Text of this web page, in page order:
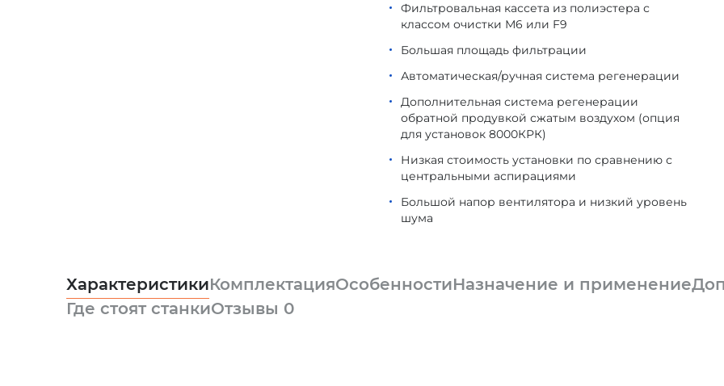
Фильтровальная кассета из полиэстера с
классом очистки М6 или F9
Большая площадь фильтрации
Автоматическая/ручная система регенерации
Дополнительная система регенерации
обратной продувкой сжатым воздухом (опция
для установок 8000КРК)
Низкая стоимость установки по сравнению с
центральными аспирациями
Большой напор вентилятора и низкий уровень
шума
ХарактеристикиКомплектацияОсобенностиНазначение и применение
Где стоят станкиОтзывы 0